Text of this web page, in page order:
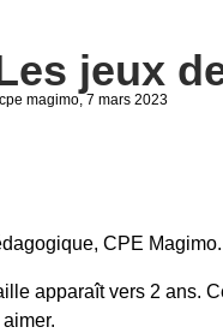
jeux
magimo, 7 mars 2023
CPE Magimo.
apparaît vers 2 ans.